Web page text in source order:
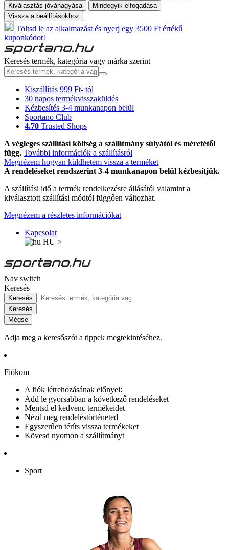
Kiválasztás jóváhagyása
Mindegyik elfogadása
Vissza a beállításokhoz
Töltsd le az alkalmazást és nyerj egy 3500 Ft értékű
kuponkódot!
Keresés termék, kategória vagy márka szerint
Kiszállítás 999 Ft- tól
30 napos termékvisszaküldés
Kézbesítés 3-4 munkanapon belül
Sportano Club
4.70 Trusted Shops
A végleges szállítási költség a szállítmány súlyától és méretétől
függ. További információk a szállításról
Megnézem hogyan küldhetem vissza a terméket
A rendeléseket rendszerint 3-4 munkanapon belül kézbesítjük.
A szállítási idő a termék rendelkezésre állásától valamint a
kiválasztott szállítási módtól függően változhat.
Megnézem a részletes információkat
Kapcsolat
HU >
Nav switch
Keresés
Keresés
Keresés
Mégse
Adja meg a keresőszót a tippek megtekintéséhez.
Fiókom
A fiók létrehozásának előnyei:
Add le gyorsabban a következő rendeléseket
Mentsd el kedvenc termékeidet
Nézd meg rendeléstörténeted
Egyszerűen téríts vissza termékeket
Kövesd nyomon a szállítmányt
Sport